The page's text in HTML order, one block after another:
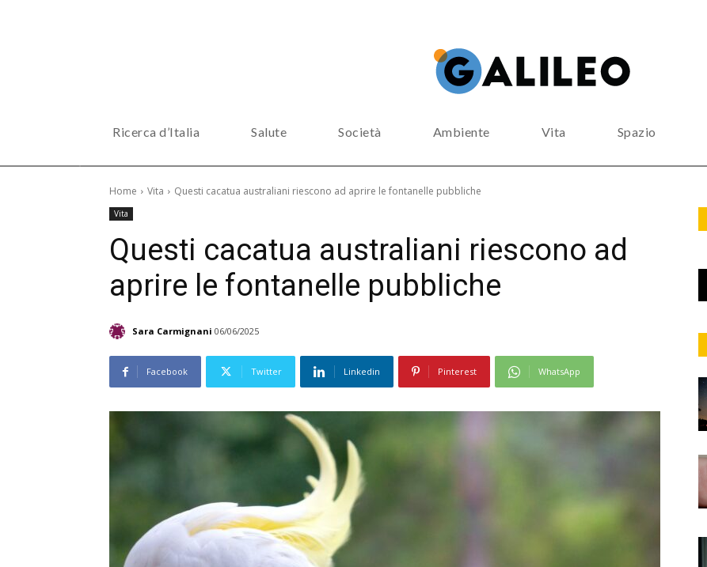
Ricerca d’Italia Salute Società Ambiente Vita Spazio
Home Vita Questi cacatua australiani riescono ad aprire le fontanelle pubbliche
Vita
Questi cacatua australiani riescono ad
aprire le fontanelle pubbliche
Sara Carmignani 06/06/2025
Facebook Twitter Linkedin Pinterest WhatsApp